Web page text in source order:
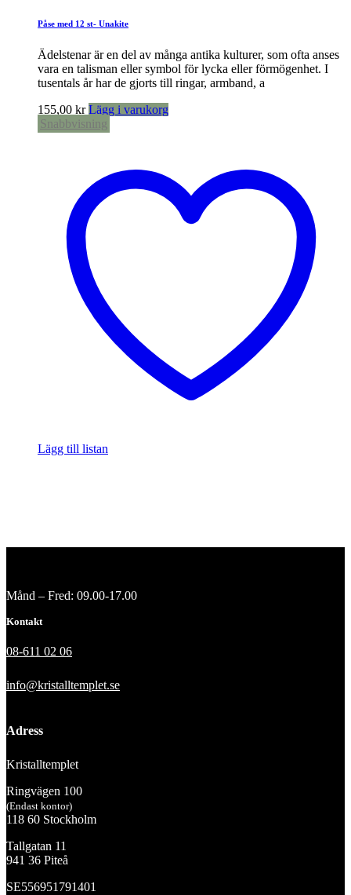
Påse med 12 st- Unakite
Ädelstenar är en del av många antika kulturer, som ofta anses
vara en talisman eller symbol för lycka eller förmögenhet. I
tusentals år har de gjorts till ringar, armband, a
155,00 kr Lägg i varukorg
Snabbvisning
Lägg till listan
Månd – Fred: 09.00-17.00
Kontakt
08-611 02 06
info@kristalltemplet.se
Adress
Kristalltemplet
Ringvägen 100
(Endast kontor)
118 60 Stockholm
Tallgatan 11
941 36 Piteå
SE556951791401